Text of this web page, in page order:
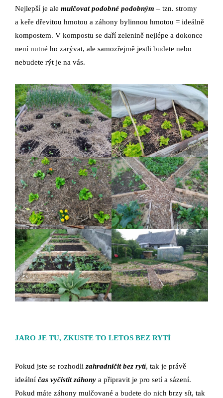
Nejlepší je ale mulčovat podobné podobným – tzn. stromy
a keře dřevitou hmotou a záhony bylinnou hmotou = ideálně
kompostem. V kompostu se daří zelenině nejlépe a dokonce
není nutné ho zarývat, ale samozřejmě jestli budete nebo
nebudete rýt je na vás.
JARO JE TU, ZKUSTE TO LETOS BEZ RYTÍ
Pokud jste se rozhodli zahradničit bez rytí, tak je právě
ideální čas vyčistit záhony a připravit je pro setí a sázení.
Pokud máte záhony mulčované a budete do nich brzy sít, tak